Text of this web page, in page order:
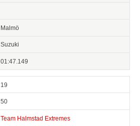
Malmö
Suzuki
01:47.149
19
50
Team Halmstad Extremes